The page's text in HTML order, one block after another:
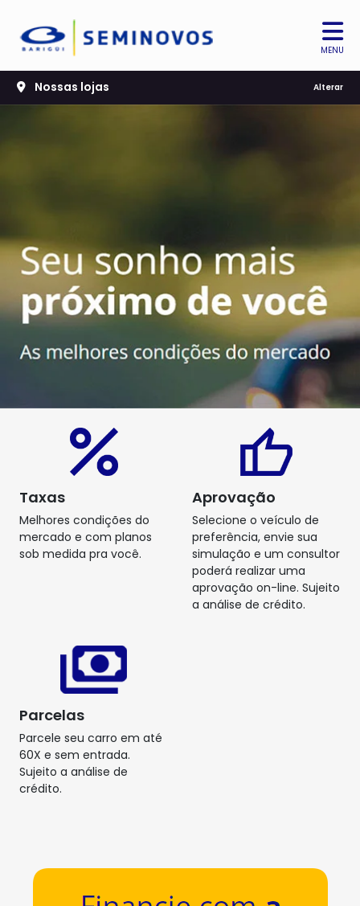
MENU
Nossas lojas Alterar
Taxas
Melhores condições do
mercado e com planos
sob medida pra você.
Aprovação
Selecione o veículo de
preferência, envie sua
simulação e um consultor
poderá realizar uma
aprovação on-line. Sujeito
a análise de crédito.
Parcelas
Parcele seu carro em até
60X e sem entrada.
Sujeito a análise de
crédito.